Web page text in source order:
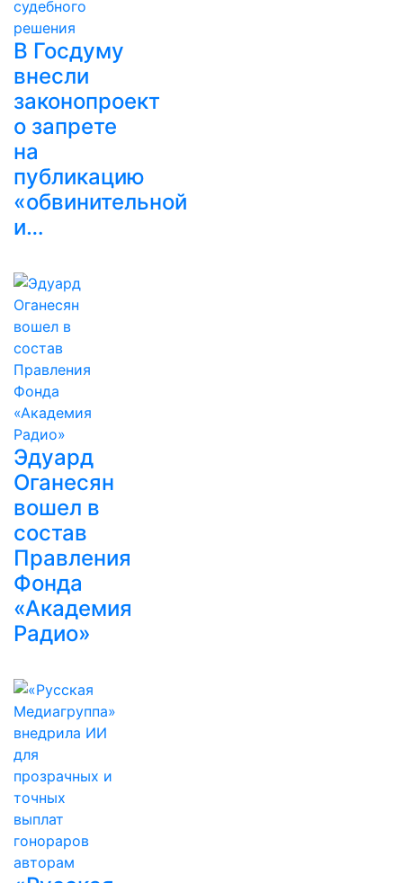
В Госдуму
внесли
законопроект
о запрете
на
публикацию
«обвинительной
и…
Эдуард
Оганесян
вошел в
состав
Правления
Фонда
«Академия
Радио»